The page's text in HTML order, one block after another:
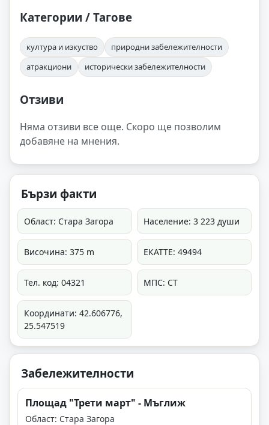
Категории / Тагове
култура и изкуство
природни забележителности
атракциони
исторически забележителности
Отзиви
Няма отзиви все още. Скоро ще позволим
добавяне на мнения.
Бързи факти
Област: Стара Загора Население: 3 223 души
Височина: 375 m ЕКАТТЕ: 49494
Тел. код: 04321 МПС: СТ
Координати: 42.606776,
25.547519
Забележителности
Площад "Трети март" - Мъглиж
Област: Стара Загора